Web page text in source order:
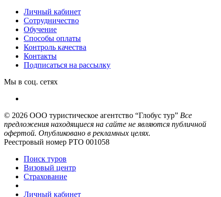
Личный кабинет
Сотрудничество
Обучение
Способы оплаты
Контроль качества
Контакты
Подписаться на рассылку
Мы в соц. сетях
© 2026 ООО туристическое агентство “Глобус тур” Все
предложения находящиеся на сайте не являются публичной
офертой. Опубликовано в рекламных целях.
Реестровый номер РТО 001058
Поиск туров
Визовый центр
Страхование
Личный кабинет